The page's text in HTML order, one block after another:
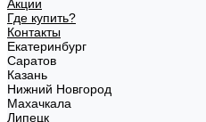
Акции
Где купить?
Контакты
Екатеринбург
Саратов
Казань
Нижний Новгород
Махачкала
Липецк